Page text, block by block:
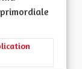
les soins